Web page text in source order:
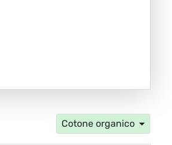
Cotone organico